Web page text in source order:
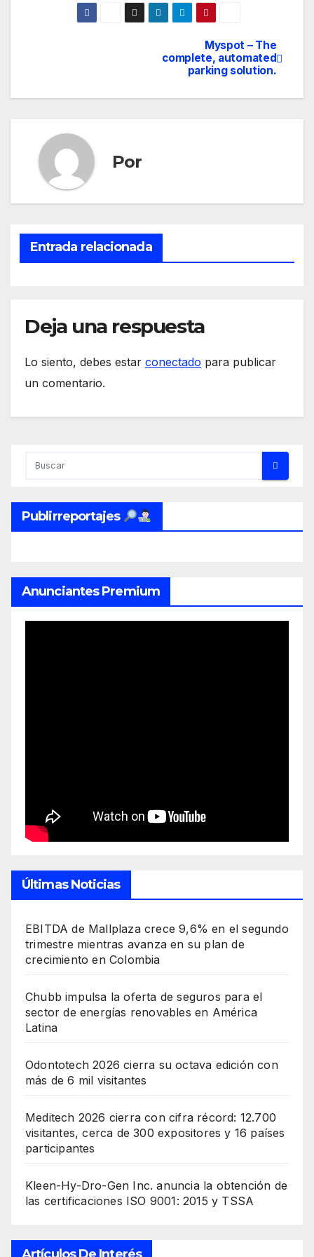
Myspot – The
complete, automated
parking solution.
Por
Entrada relacionada
Deja una respuesta
Lo siento, debes estar conectado para publicar
un comentario.
Publirreportajes
Anunciantes Premium
Últimas Noticias
EBITDA de Mallplaza crece 9,6% en el segundo
trimestre mientras avanza en su plan de
crecimiento en Colombia
Chubb impulsa la oferta de seguros para el
sector de energías renovables en América
Latina
Odontotech 2026 cierra su octava edición con
más de 6 mil visitantes
Meditech 2026 cierra con cifra récord: 12.700
visitantes, cerca de 300 expositores y 16 países
participantes
Kleen-Hy-Dro-Gen Inc. anuncia la obtención de
las certificaciones ISO 9001: 2015 y TSSA
Artículos De Interés